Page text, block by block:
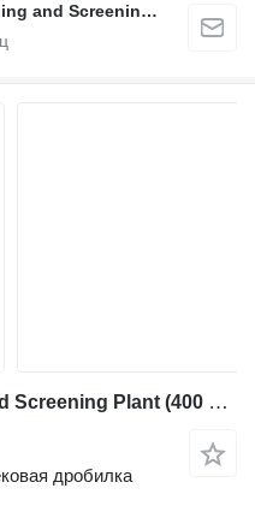
FABO Mobile & Stationary Crushing and Screening Plants | Concrete Batching Plants Manufacturer
Fabo Stationary Crushing and Screening Plant (400 Ton/Hour Capacity)
дробилка